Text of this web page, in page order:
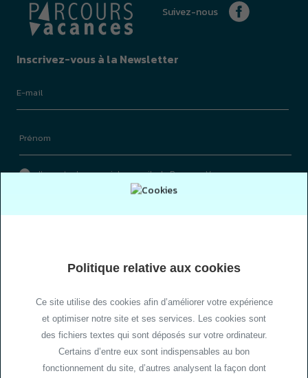
Je m'inscris
3.9
Politique relative aux cookies
Ce site utilise des cookies afin d’améliorer votre expérience
et optimiser notre site et ses services. Les cookies sont
des fichiers textes qui sont déposés sur votre ordinateur.
Certains d’entre eux sont indispensables au bon
fonctionnement du site, d’autres analysent la façon dont